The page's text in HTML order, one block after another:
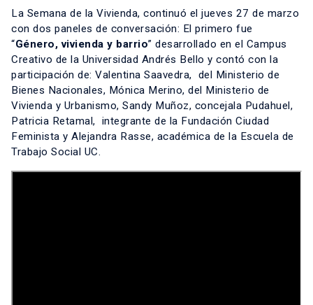
La Semana de la Vivienda, continuó el jueves 27 de marzo
con dos paneles de conversación: El primero fue
“Género, vivienda y barrio” desarrollado en el Campus
Creativo de la Universidad Andrés Bello y contó con la
participación de: Valentina Saavedra, del Ministerio de
Bienes Nacionales, Mónica Merino, del Ministerio de
Vivienda y Urbanismo, Sandy Muñoz, concejala Pudahuel,
Patricia Retamal, integrante de la Fundación Ciudad
Feminista y Alejandra Rasse, académica de la Escuela de
Trabajo Social UC.